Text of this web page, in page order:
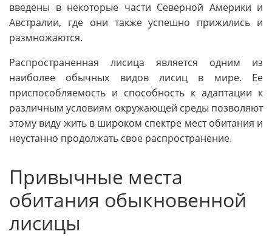
введены в некоторые части Северной Америки и
Австралии, где они также успешно прижились и
размножаются.
Распространенная лисица является одним из
наиболее обычных видов лисиц в мире. Ее
приспособляемость и способность к адаптации к
различным условиям окружающей среды позволяют
этому виду жить в широком спектре мест обитания и
неустанно продолжать свое распространение.
Привычные места
обитания обыкновенной
лисицы